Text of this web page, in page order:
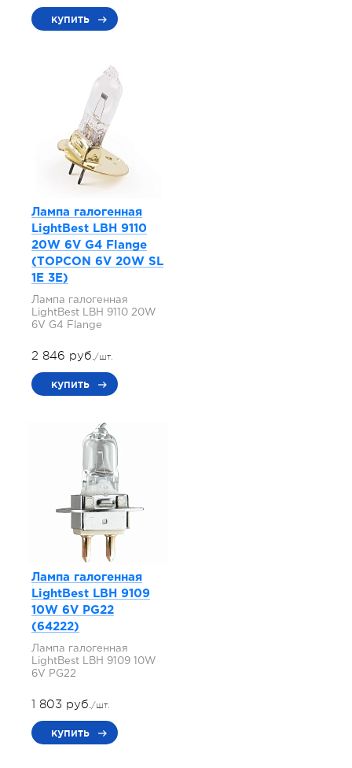
купить
Лампа галогенная
LightBest LBH 9110
20W 6V G4 Flange
(TOPCON 6V 20W SL
1E 3E)
Лампа галогенная
LightBest LBH 9110 20W
6V G4 Flange
2 846 руб./шт.
купить
Лампа галогенная
LightBest LBH 9109
10W 6V PG22
(64222)
Лампа галогенная
LightBest LBH 9109 10W
6V PG22
1 803 руб./шт.
купить